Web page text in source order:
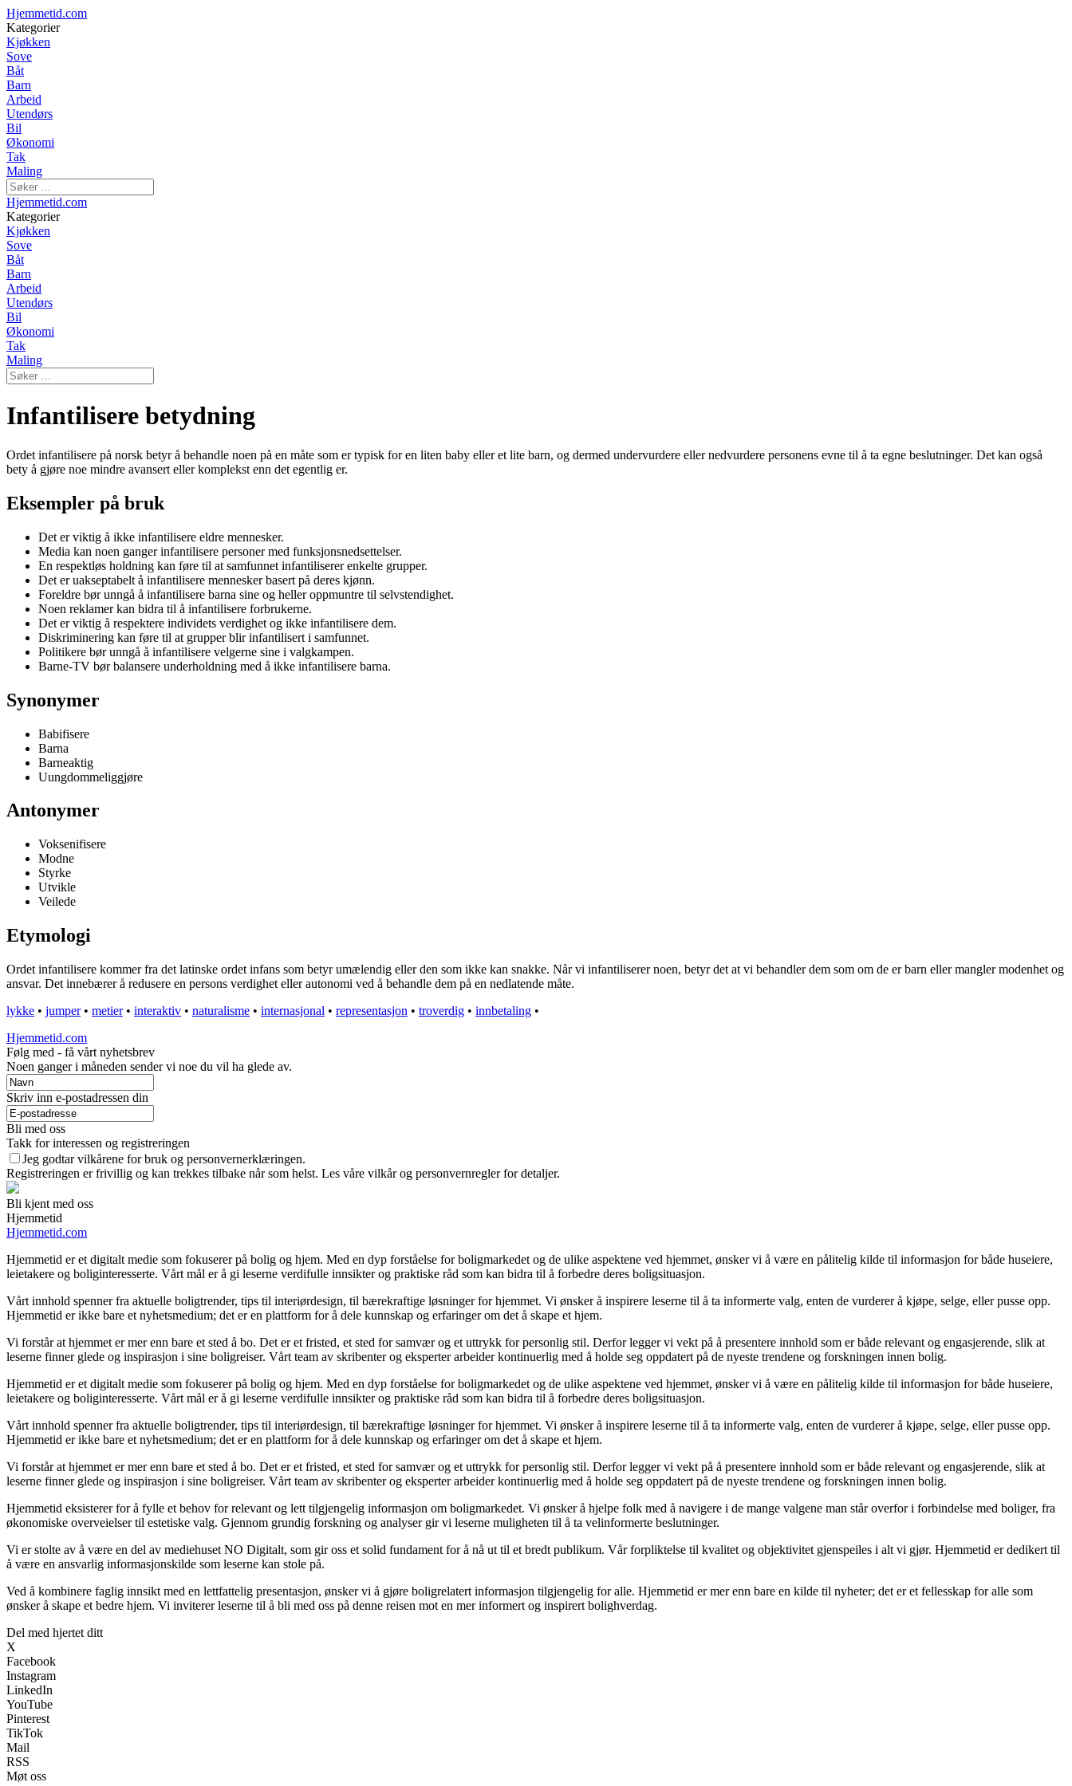
Hjemmetid.com
Kategorier
Kjøkken
Sove
Båt
Barn
Arbeid
Utendørs
Bil
Økonomi
Tak
Maling
Hjemmetid.com
Kategorier
Kjøkken
Sove
Båt
Barn
Arbeid
Utendørs
Bil
Økonomi
Tak
Maling
Infantilisere betydning
Ordet infantilisere på norsk betyr å behandle noen på en måte som er typisk for en liten baby eller et lite barn, og dermed undervurdere eller nedvurdere personens evne til å ta egne beslutninger. Det kan også
bety å gjøre noe mindre avansert eller komplekst enn det egentlig er.
Eksempler på bruk
Det er viktig å ikke infantilisere eldre mennesker.
Media kan noen ganger infantilisere personer med funksjonsnedsettelser.
En respektløs holdning kan føre til at samfunnet infantiliserer enkelte grupper.
Det er uakseptabelt å infantilisere mennesker basert på deres kjønn.
Foreldre bør unngå å infantilisere barna sine og heller oppmuntre til selvstendighet.
Noen reklamer kan bidra til å infantilisere forbrukerne.
Det er viktig å respektere individets verdighet og ikke infantilisere dem.
Diskriminering kan føre til at grupper blir infantilisert i samfunnet.
Politikere bør unngå å infantilisere velgerne sine i valgkampen.
Barne-TV bør balansere underholdning med å ikke infantilisere barna.
Synonymer
Babifisere
Barna
Barneaktig
Uungdommeliggjøre
Antonymer
Voksenifisere
Modne
Styrke
Utvikle
Veilede
Etymologi
Ordet infantilisere kommer fra det latinske ordet infans som betyr umælendig eller den som ikke kan snakke. Når vi infantiliserer noen, betyr det at vi behandler dem som om de er barn eller mangler modenhet og
ansvar. Det innebærer å redusere en persons verdighet eller autonomi ved å behandle dem på en nedlatende måte.
lykke • jumper• metier• interaktiv • naturalisme • internasjonal • representasjon • troverdig • innbetaling •
Hjemmetid.com
Følg med - få vårt nyhetsbrev
Noen ganger i måneden sender vi noe du vil ha glede av.
Skriv inn e-postadressen din
Bli med oss
Takk for interessen og registreringen
Jeg godtar vilkårene for bruk og personvernerklæringen.
Registreringen er frivillig og kan trekkes tilbake når som helst. Les våre vilkår og personvernregler for detaljer.
Bli kjent med oss
Hjemmetid
Hjemmetid.com
Hjemmetid er et digitalt medie som fokuserer på bolig og hjem. Med en dyp forståelse for boligmarkedet og de ulike aspektene ved hjemmet, ønsker vi å være en pålitelig kilde til informasjon for både huseiere,
leietakere og boliginteresserte. Vårt mål er å gi leserne verdifulle innsikter og praktiske råd som kan bidra til å forbedre deres boligsituasjon.
Vårt innhold spenner fra aktuelle boligtrender, tips til interiørdesign, til bærekraftige løsninger for hjemmet. Vi ønsker å inspirere leserne til å ta informerte valg, enten de vurderer å kjøpe, selge, eller pusse opp.
Hjemmetid er ikke bare et nyhetsmedium; det er en plattform for å dele kunnskap og erfaringer om det å skape et hjem.
Vi forstår at hjemmet er mer enn bare et sted å bo. Det er et fristed, et sted for samvær og et uttrykk for personlig stil. Derfor legger vi vekt på å presentere innhold som er både relevant og engasjerende, slik at
leserne finner glede og inspirasjon i sine boligreiser. Vårt team av skribenter og eksperter arbeider kontinuerlig med å holde seg oppdatert på de nyeste trendene og forskningen innen bolig.
Hjemmetid er et digitalt medie som fokuserer på bolig og hjem. Med en dyp forståelse for boligmarkedet og de ulike aspektene ved hjemmet, ønsker vi å være en pålitelig kilde til informasjon for både huseiere,
leietakere og boliginteresserte. Vårt mål er å gi leserne verdifulle innsikter og praktiske råd som kan bidra til å forbedre deres boligsituasjon.
Vårt innhold spenner fra aktuelle boligtrender, tips til interiørdesign, til bærekraftige løsninger for hjemmet. Vi ønsker å inspirere leserne til å ta informerte valg, enten de vurderer å kjøpe, selge, eller pusse opp.
Hjemmetid er ikke bare et nyhetsmedium; det er en plattform for å dele kunnskap og erfaringer om det å skape et hjem.
Vi forstår at hjemmet er mer enn bare et sted å bo. Det er et fristed, et sted for samvær og et uttrykk for personlig stil. Derfor legger vi vekt på å presentere innhold som er både relevant og engasjerende, slik at
leserne finner glede og inspirasjon i sine boligreiser. Vårt team av skribenter og eksperter arbeider kontinuerlig med å holde seg oppdatert på de nyeste trendene og forskningen innen bolig.
Hjemmetid eksisterer for å fylle et behov for relevant og lett tilgjengelig informasjon om boligmarkedet. Vi ønsker å hjelpe folk med å navigere i de mange valgene man står overfor i forbindelse med boliger, fra
økonomiske overveielser til estetiske valg. Gjennom grundig forskning og analyser gir vi leserne muligheten til å ta velinformerte beslutninger.
Vi er stolte av å være en del av mediehuset NO Digitalt, som gir oss et solid fundament for å nå ut til et bredt publikum. Vår forpliktelse til kvalitet og objektivitet gjenspeiles i alt vi gjør. Hjemmetid er dedikert til
å være en ansvarlig informasjonskilde som leserne kan stole på.
Ved å kombinere faglig innsikt med en lettfattelig presentasjon, ønsker vi å gjøre boligrelatert informasjon tilgjengelig for alle. Hjemmetid er mer enn bare en kilde til nyheter; det er et fellesskap for alle som
ønsker å skape et bedre hjem. Vi inviterer leserne til å bli med oss på denne reisen mot en mer informert og inspirert bolighverdag.
Del med hjertet ditt
X
Facebook
Instagram
LinkedIn
YouTube
Pinterest
TikTok
Mail
RSS
Møt oss